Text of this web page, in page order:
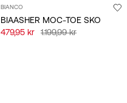
BIANCO
BIAASHER MOC-TOE SKO
479,95 kr
1.199,99 kr